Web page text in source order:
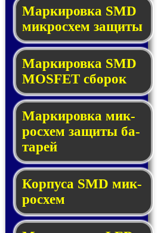
Мар­ки­ров­ка SMD
мик­рос­хем защиты
Мар­ки­ров­ка SMD
MOSFET сбо­рок
Мар­ки­ров­ка мик­
ро­схем за­щи­ты ба­
та­рей
Корпуса SMD мик­
ро­схем